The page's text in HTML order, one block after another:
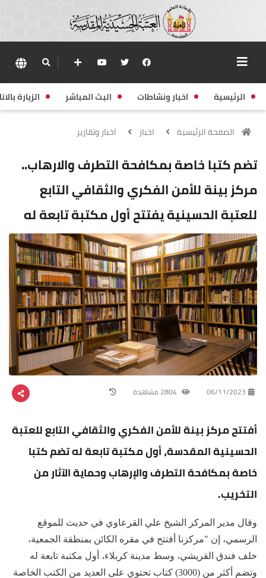
الرئيسية اخبار ونشاطات البث المباشر الزيارة
الصفحة الرئيسية اخبار اخبار وتقارير
تضم كتبا خاصة بمكافحة التطرف والارهاب..
مركز بينة للأمن الفكري والثقافي التابع
للعتبة الحسينية يفتتح أول مكتبة تابعة له
06/11/2023
أفتتح مركز بينة للأمن الفكري والثقافي التابع للعتبة
الحسينية المقدسة، أول مكتبة تابعة له تضم كتبا
خاصة بمكافحة التطرف والإرهاب وحماية الآثار من
التخريب.
وقال مدير المركز الشيخ علي القرعاوي في حديث للموقع
الرسمي، إن "مركزنا أفتتح في مقره الكائن بمنطقة الجمعية،
خلف فندق القريشي، وسط مدينة كربلاء، أول مكتبة تابعة له
وتضم أكثر من (3000) كتاب تحتوي على العديد من الكتب الخاصة